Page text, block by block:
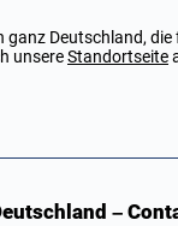
Deutschland,
unsereStandortseite
–